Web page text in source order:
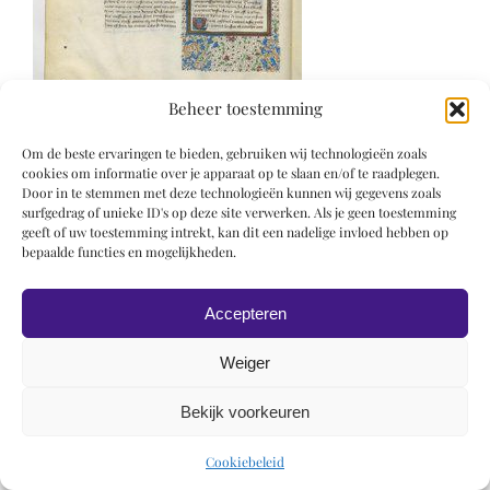
Beheer toestemming
Om de beste ervaringen te bieden, gebruiken wij technologieën zoals
cookies om informatie over je apparaat op te slaan en/of te raadplegen.
Door in te stemmen met deze technologieën kunnen wij gegevens zoals
surfgedrag of unieke ID's op deze site verwerken. Als je geen toestemming
geeft of uw toestemming intrekt, kan dit een nadelige invloed hebben op
bepaalde functies en mogelijkheden.
Accepteren
Weiger
Bekijk voorkeuren
Cookiebeleid
© 2019 Roel Wiechers | Powered by